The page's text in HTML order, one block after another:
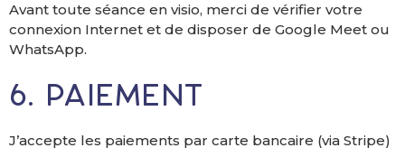
Avant toute séance en visio, merci de vérifier votre
connexion Internet et de disposer de Google Meet ou
WhatsApp.
6. Paiement
J’accepte les paiements par carte bancaire (via Stripe)